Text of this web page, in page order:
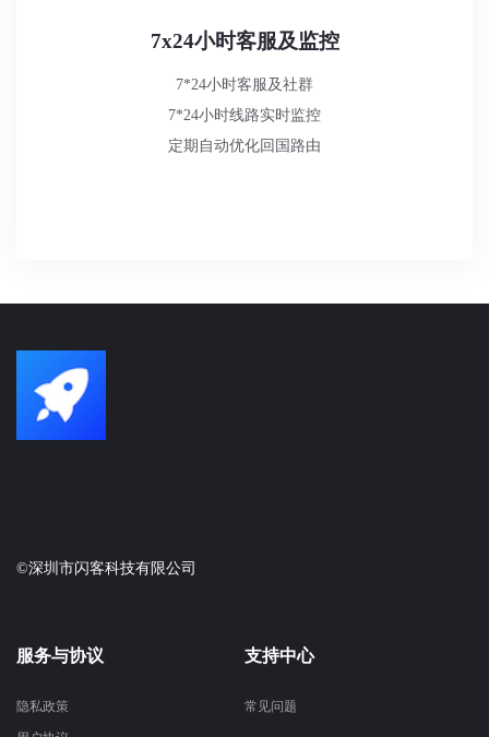
7x24小时客服及监控
7*24小时客服及社群
7*24小时线路实时监控
定期自动优化回国路由
©深圳市闪客科技有限公司
服务与协议
隐私政策
支持中心
常见问题